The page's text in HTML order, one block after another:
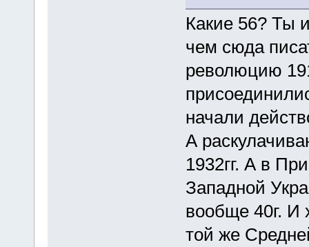
Какие 56? Ты
чем сюда
революцию
начали
А
1932гг. А в
Западной
вообще 40г. И
той же